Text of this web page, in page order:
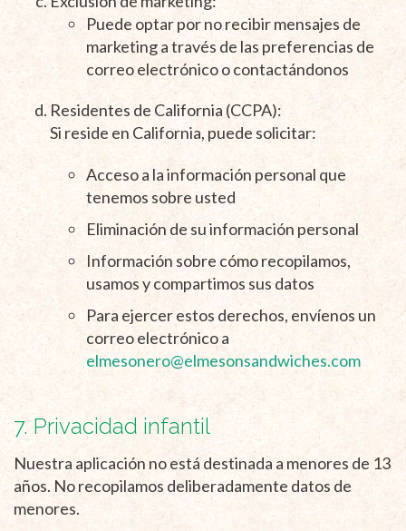
Puede optar por no recibir mensajes de
marketing a través de las preferencias de
correo electrónico o contactándonos
Residentes de California (CCPA):
Si reside en California, puede solicitar:
Acceso a la información personal que
tenemos sobre usted
Eliminación de su información personal
Información sobre cómo recopilamos,
usamos y compartimos sus datos
Para ejercer estos derechos, envíenos un
correo electrónico a
elmesonero@elmesonsandwiches.com
7. Privacidad infantil
Nuestra aplicación no está destinada a menores de 13
años. No recopilamos deliberadamente datos de
menores.